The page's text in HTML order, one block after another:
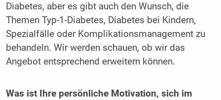
Diabetes, aber es gibt auch den Wunsch, die
Themen Typ-1-Diabetes, Diabetes bei Kindern,
Spezialfälle oder Komplikationsmanagement zu
behandeln. Wir werden ­schauen, ob wir das
Angebot entsprechend ­erweitern können.
Was ist Ihre persönliche Motivation, sich im